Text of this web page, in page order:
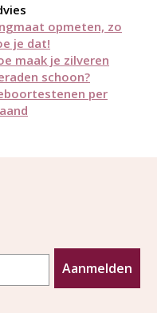
opmeten, zo
je dat!
maak je zilveren
schoon?
per
Aanmelden